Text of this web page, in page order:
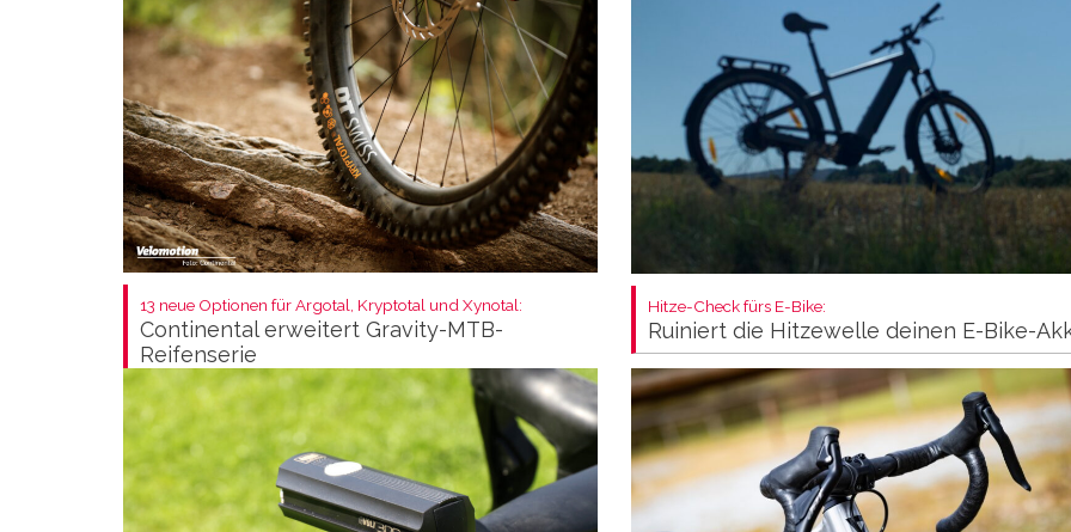
13 neue Optionen für Argotal, Kryptotal und Xynotal:
Continental erweitert Gravity-MTB-
Reifenserie
Hitze-Check fürs E-Bike:
Ruiniert die Hitzewelle deinen E-Bike-